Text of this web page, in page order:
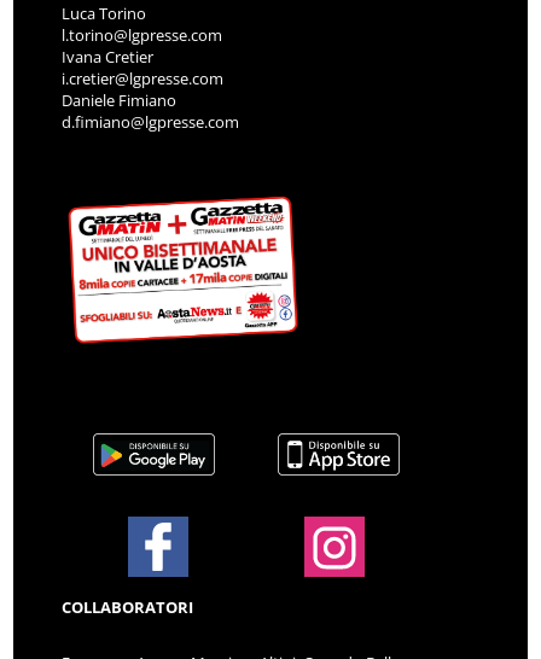
Luca Torino
l.torino@lgpresse.com
Ivana Cretier
i.cretier@lgpresse.com
Daniele Fimiano
d.fimiano@lgpresse.com
COLLABORATORI